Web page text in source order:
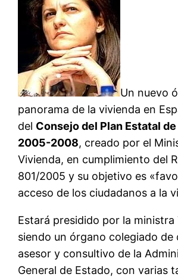
Un nuevo
panorama de la vivienda en
del Consejo del Plan Estatal
2005-2008, creado por el
Vivienda, en cumplimiento del
801/2005 y su objetivo es
acceso de los ciudadanos a la
Estará presidido por la ministra
siendo un órgano colegiado de
asesor y consultivo de la
General de Estado, con varias